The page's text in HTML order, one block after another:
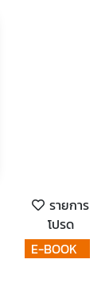
รายการ
โปรด
E-BOOK